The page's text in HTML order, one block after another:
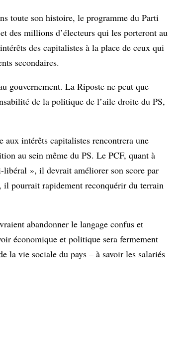
toute son histoire, le programme du Parti
des millions d’électeurs qui les porteront au
des capitalistes à la place de ceux qui
secondaires.
gouvernement. La Riposte ne peut que
de la politique de l’aile droite du PS,
intérêts capitalistes rencontrera une
au sein même du PS. Le PCF, quant à
», il devrait améliorer son score par
il pourrait rapidement reconquérir du terrain
abandonner le langage confus et
économique et politique sera fermement
la vie sociale du pays – à savoir les salariés